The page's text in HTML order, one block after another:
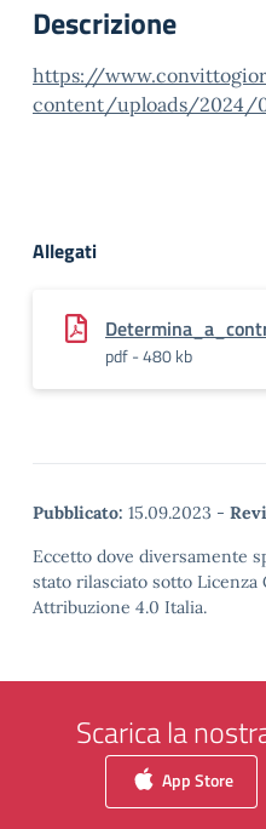
Descrizione
https://
content/uploads/2024/
Allegati
pdf - 480 kb
Pubblicato: 15.09.2023 -
Eccetto dove diversamente
stato rilasciato sotto Licenza
Attribuzione 4.0 Italia.
Scarica la
App Store